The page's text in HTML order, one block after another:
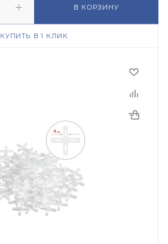
В КОРЗИНУ
КУПИТЬ В 1 КЛИК